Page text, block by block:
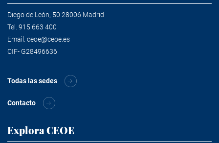
Diego de León, 50 28006 Madrid
Tel. 915 663 400
Email. ceoe@ceoe.es
CIF- G28496636
Todas las sedes
Contacto
Explora CEOE